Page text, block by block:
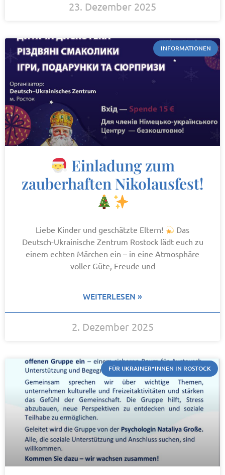
23. Dezember 2025
INFORMATIONEN
Einladung zum
zauberhaften Nikolausfest!
Liebe Kinder und geschätzte Eltern!
Das
Deutsch-Ukrainische Zentrum Rostock lädt euch zu
einem echten Märchen ein – in eine Atmosphäre
voller Güte, Freude und
WEITERLESEN »
2. Dezember 2025
FÜR UKRAINER*INNEN IN ROSTOCK